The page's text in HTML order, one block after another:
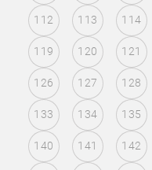
112 113 114
119 120 121
126 127 128
133 134 135
140 141 142